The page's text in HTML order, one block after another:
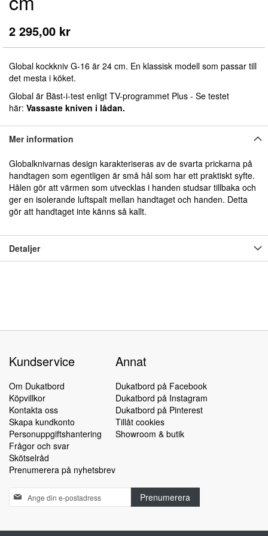
2 295,00 kr
Global kockkniv G-16 är 24 cm. En klassisk modell som passar till
det mesta i köket.
Global är Bäst-i-test enligt TV-programmet Plus - Se testet
här: Vassaste kniven i lådan.
av
Mer information
Globalknivarnas design karakteriseras av de svarta prickarna på
handtagen som egentligen är små hål som har ett praktiskt syfte.
Hålen gör att värmen som utvecklas i handen studsar tillbaka och
ger en isolerande luftspalt mellan handtaget och handen. Detta
gör att handtaget inte känns så kallt.
Detaljer
Kundservice
Om Dukatbord
Köpvillkor
Kontakta oss
Skapa kundkonto
Personuppgiftshantering
Frågor och svar
Skötselråd
Prenumerera på nyhetsbrev
Annat
Dukatbord på Facebook
Dukatbord på Instagram
Dukatbord på Pinterest
Tillåt cookies
Showroom & butik
Sign
Up
Our
Prenumerera